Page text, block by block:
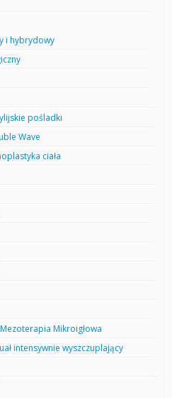
i hybrydowy
pośladki
Wave
ciała
Mikroigłowa
intensywnie wyszczuplający